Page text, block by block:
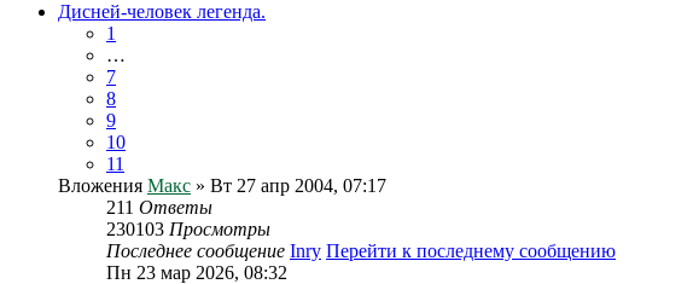
Дисней-человек легенда.
1
…
7
8
9
10
11
Вложения Макс » Вт 27 апр 2004, 07:17
211 Ответы
230103 Просмотры
Последнее сообщение Inry Перейти к последнему сообщению
Пн 23 мар 2026, 08:32